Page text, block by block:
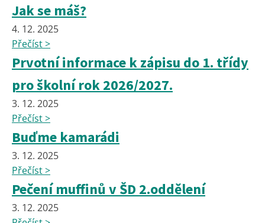
Jak se máš?
4. 12. 2025
Přečíst >
Prvotní informace k zápisu do 1. třídy
pro školní rok 2026/2027.
3. 12. 2025
Přečíst >
Buďme kamarádi
3. 12. 2025
Přečíst >
Pečení muffinů v ŠD 2.oddělení
3. 12. 2025